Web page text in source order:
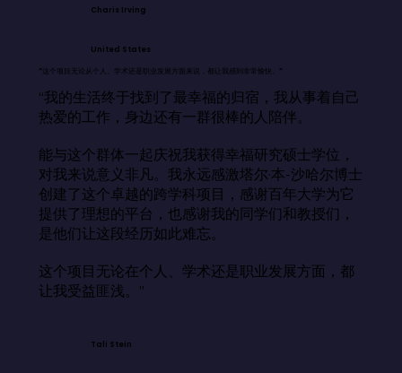
Charis Irving
United States
“这个项目无论从个人、学术还是职业发展方面来说，都让我感到非常愉快。”
“我的生活终于找到了最幸福的归宿，我从事着自己
热爱的工作，身边还有一群很棒的人陪伴。
能与这个群体一起庆祝我获得幸福研究硕士学位，
对我来说意义非凡。我永远感激塔尔·本-沙哈尔博士
创建了这个卓越的跨学科项目，感谢百年大学为它
提供了理想的平台，也感谢我的同学们和教授们，
是他们让这段经历如此难忘。
这个项目无论在个人、学术还是职业发展方面，都
让我受益匪浅。”
Tali Stein